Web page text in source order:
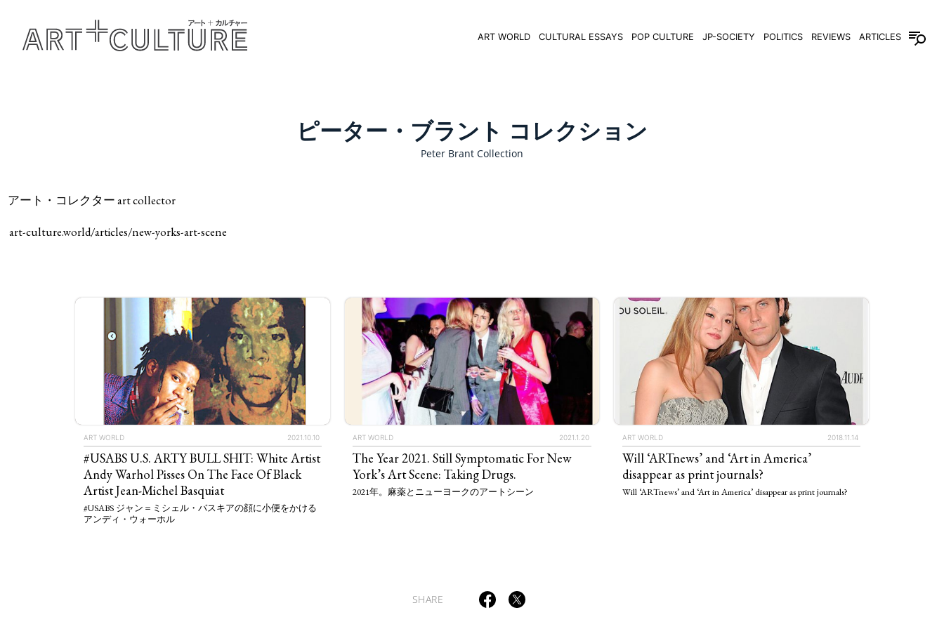
ART WORLD CULTURAL ESSAYS POP CULTURE JP-SOCIETY POLITICS REVIEWS ARTICLES
ピーター・ブラント コレクション
Peter Brant Collection
アート・コレクター art collector
art-culture.world/articles/new-yorks-art-scene
ART WORLD 2021.10.10
#USABS U.S. ARTY BULL SHIT: White Artist
Andy Warhol Pisses On The Face Of Black
Artist Jean-Michel Basquiat
#USABS ジャン＝ミシェル・バスキアの顔に小便をかける
アンディ・ウォーホル
ART WORLD 2021.1.20
The Year 2021. Still Symptomatic For New
York’s Art Scene: Taking Drugs.
2021年。麻薬とニューヨークのアートシーン
ART WORLD 2018.11.14
Will ‘ARTnews’ and ‘Art in America’
disappear as print journals?
Will ‘ARTnews’ and ‘Art in America’ disappear as print journals?
SHARE